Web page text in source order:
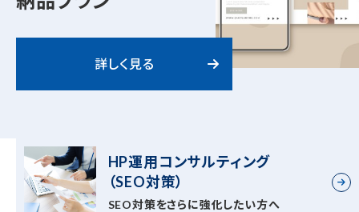
詳しく見る
HP運用コンサルティング
（SEO対策）
SEO対策をさらに強化したい方へ